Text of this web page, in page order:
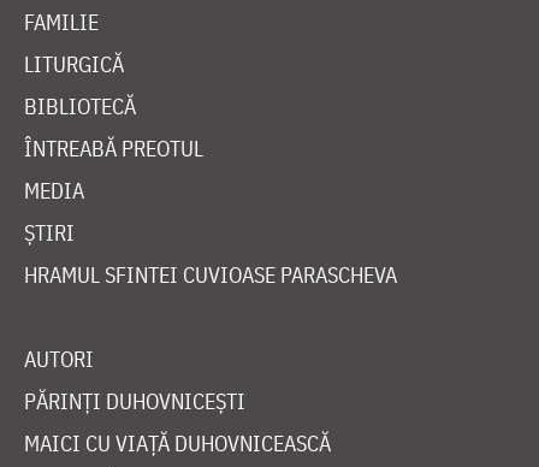
FAMILIE
LITURGICĂ
BIBLIOTECĂ
ÎNTREABĂ PREOTUL
MEDIA
ȘTIRI
HRAMUL SFINTEI CUVIOASE PARASCHEVA
AUTORI
PĂRINȚI DUHOVNICEȘTI
MAICI CU VIAȚĂ DUHOVNICEASCĂ